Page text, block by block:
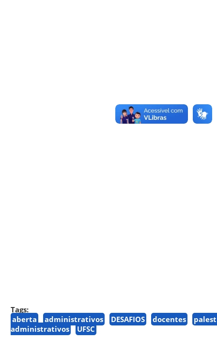
Tags:
aberta
administrativos DESAFIOS docentes
administrativos
UFSC